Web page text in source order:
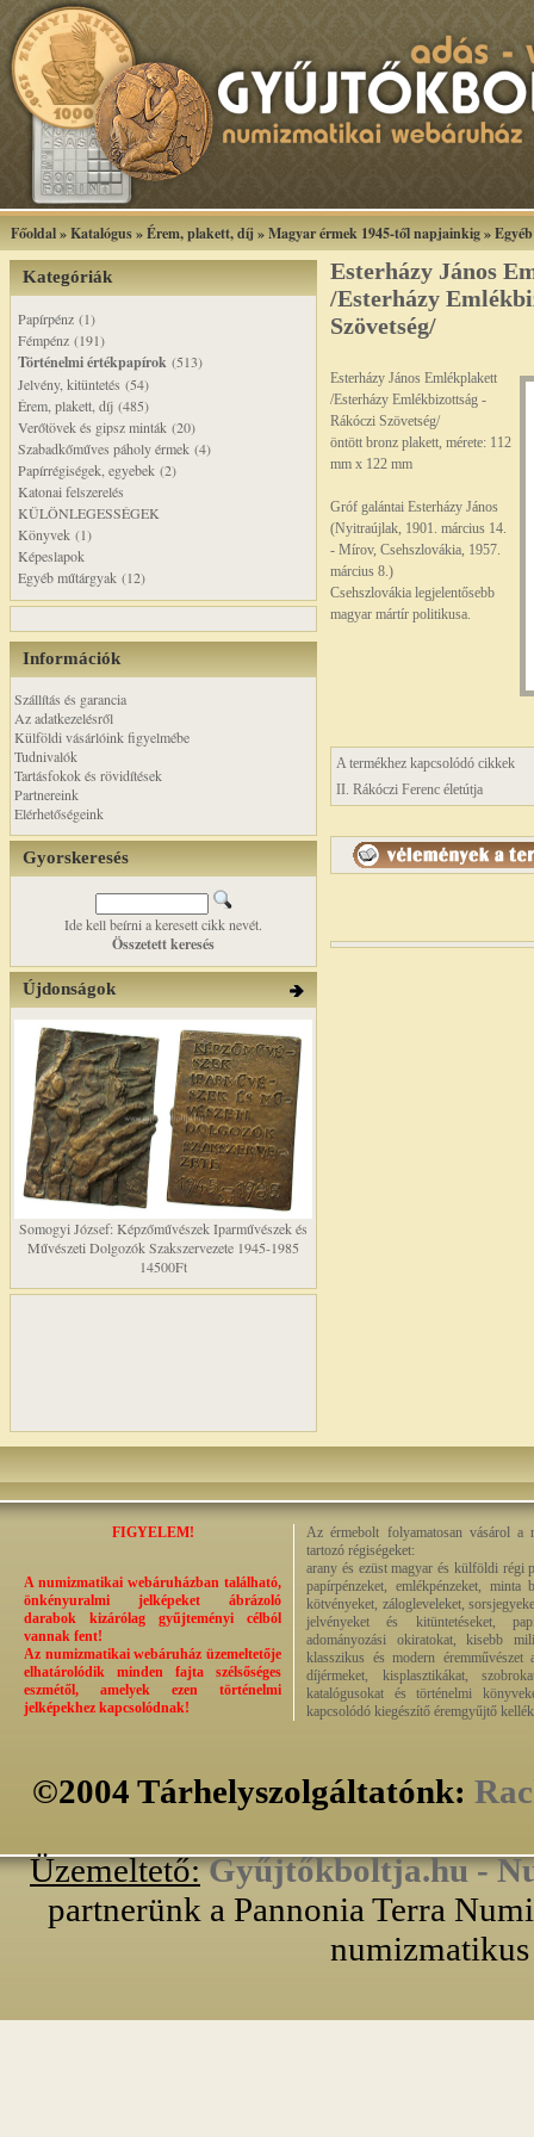
Főoldal»Katalógus»Érem, plakett, díj »Magyar érmek 1945-től napjainkig»Egyéb
Kategóriák
Papírpénz (1)
Fémpénz (191)
Történelmi értékpapírok (513)
Jelvény, kitüntetés (54)
Érem, plakett, díj (485)
Verőtövek és gipsz minták (20)
Szabadkőműves páholy érmek (4)
Papírrégiségek, egyebek (2)
Katonai felszerelés
KÜLÖNLEGESSÉGEK
Könyvek (1)
Képeslapok
Egyéb műtárgyak (12)
Információk
Szállítás és garancia
Az adatkezelésről
Külföldi vásárlóink figyelmébe
Tudnivalók
Tartásfokok és rövidítések
Partnereink
Elérhetőségeink
Gyorskeresés
Ide kell beírni a keresett cikk nevét.
Összetett keresés
Újdonságok
Somogyi József: Képzőművészek Iparművészek és
Művészeti Dolgozók Szakszervezete 1945-1985
14500Ft
Esterházy János
/Esterházy
Szövetség/
Esterházy János Emlékplakett
/Esterházy Emlékbizottság -
Rákóczi Szövetség/
öntött bronz plakett, mérete: 112
mm x 122 mm
Gróf galántai Esterházy János
(Nyitraújlak, 1901. március 14.
- Mírov, Csehszlovákia, 1957.
március 8.)
Csehszlovákia legjelentősebb
magyar mártír politikusa.
A termékhez kapcsolódó cikkek
II. Rákóczi Ferenc életútja
FIGYELEM!
A numizmatikai webáruházban található,
önkényuralmi jelképeket ábrázoló
darabok kizárólag gyűjteményi célból
vannak fent!
Az numizmatikai webáruház üzemeltetője
elhatárolódik minden fajta szélsőséges
eszmétől, amelyek ezen történelmi
jelképekhez kapcsolódnak!
Az érmebolt folyamatosan vásárol a
tartozó régiségeket:
arany és ezüst magyar és külföldi régi
papírpénzeket, emlékpénzeket, minta
kötvényeket, zálogleveleket,
jelvényeket és kitüntetéseket,
adományozási okiratokat, kisebb
klasszikus és modern éremművészet
díjérmeket, kisplasztikákat,
katalógusokat és történelmi
kapcsolódó kiegészítő éremgyűjtő
©2004 Tárhelyszolgáltatónk:
Üzemeltető: Gyűjtőkboltja.hu -
partnerünk a Pannonia Terra
numizmatikus